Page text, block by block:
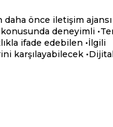
ifade edebilen •İlgili
•Dijital mecraların